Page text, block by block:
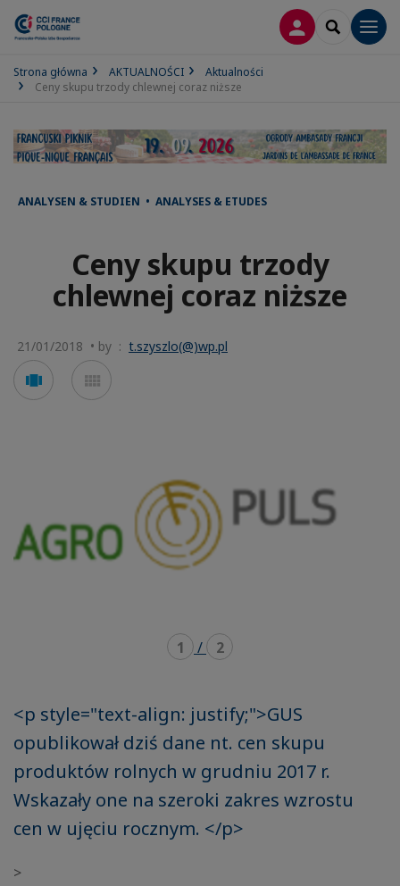
LOGOWANIE
SEARCH
Strona główna AKTUALNOŚCI
Aktualności
Ceny skupu trzody chlewnej coraz niższe
ANALYSEN & STUDIEN • ANALYSES & ETUDES
Ceny skupu trzody
chlewnej coraz niższe
21/01/2018 • by : t.szyszlo(@)wp.pl
Voir
en
en
1 / 2
<p style="text-align: justify;">GUS
opublikował dziś dane nt. cen skupu
produktów rolnych w grudniu 2017 r.
Wskazały one na szeroki zakres wzrostu
cen w ujęciu rocznym. </p>
>